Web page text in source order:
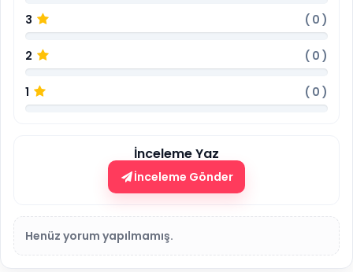
3 ( 0 )
2 ( 0 )
1 ( 0 )
İnceleme Yaz
İnceleme Gönder
Henüz yorum yapılmamış.